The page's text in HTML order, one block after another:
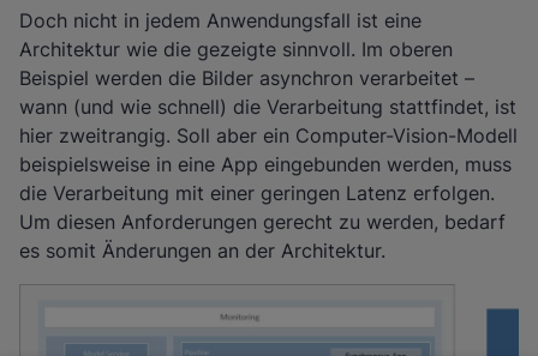
Doch nicht in jedem Anwendungsfall ist eine
Architektur wie die gezeigte sinnvoll. Im oberen
Beispiel werden die Bilder asynchron verarbeitet –
wann (und wie schnell) die Verarbeitung stattfindet, ist
hier zweitrangig. Soll aber ein Computer-Vision-Modell
beispielsweise in eine App eingebunden werden, muss
die Verarbeitung mit einer geringen Latenz erfolgen.
Um diesen Anforderungen gerecht zu werden, bedarf
es somit Änderungen an der Architektur.